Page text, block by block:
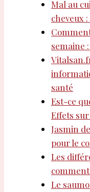
Mal au
cheveux
semaine
santé
Est-ce
Effets
Jasmin
pour le
Les
Le